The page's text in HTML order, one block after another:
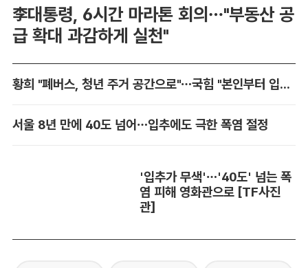
李대통령, 6시간 마라톤 회의…"부동산 공
급 확대 과감하게 실천"
황희 "폐버스, 청년 주거 공간으로"…국힘 "본인부터 입주하라"
서울 8년 만에 40도 넘어…입추에도 극한 폭염 절정
'입추가 무색'…'40도' 넘는 폭
염 피해 영화관으로 [TF사진
관]